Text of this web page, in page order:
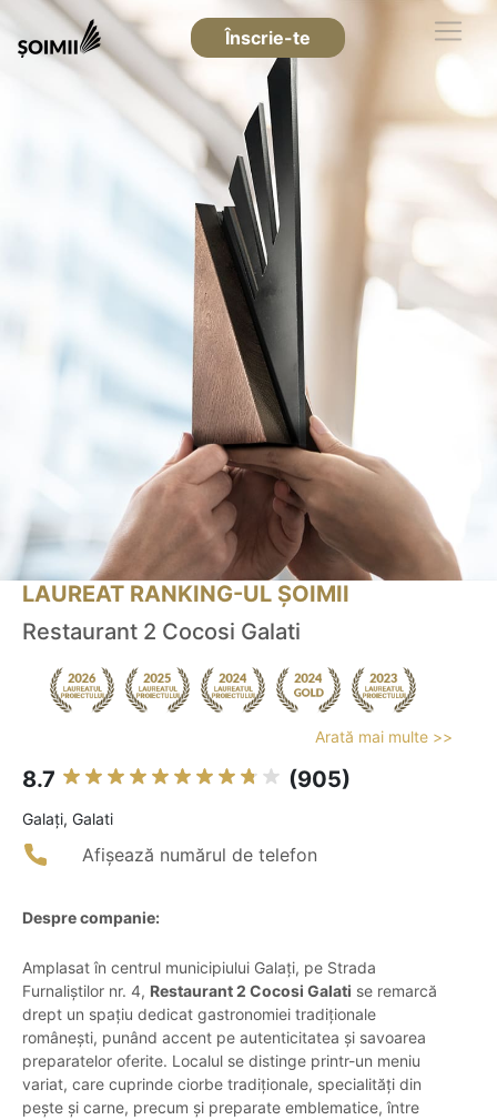
Înscrie-te
LAUREAT RANKING-UL ȘOIMII
Restaurant 2 Cocosi Galati
Arată mai multe >>
8.7 (905)
Galaţi, Galati
Afișează numărul de telefon
Despre companie:
Amplasat în centrul municipiului Galați, pe Strada
Furnaliștilor nr. 4, Restaurant 2 Cocosi Galati se remarcă
drept un spațiu dedicat gastronomiei tradiționale
românești, punând accent pe autenticitatea și savoarea
preparatelor oferite. Localul se distinge printr-un meniu
variat, care cuprinde ciorbe tradiționale, specialități din
pește și carne, precum și preparate emblematice, între